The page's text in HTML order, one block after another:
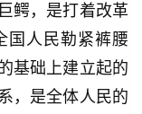
鳄，是打着改革
国人民勒紧裤腰
基础上建立起的
，是全体人民的